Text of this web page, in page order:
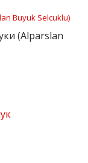
(Alparslan